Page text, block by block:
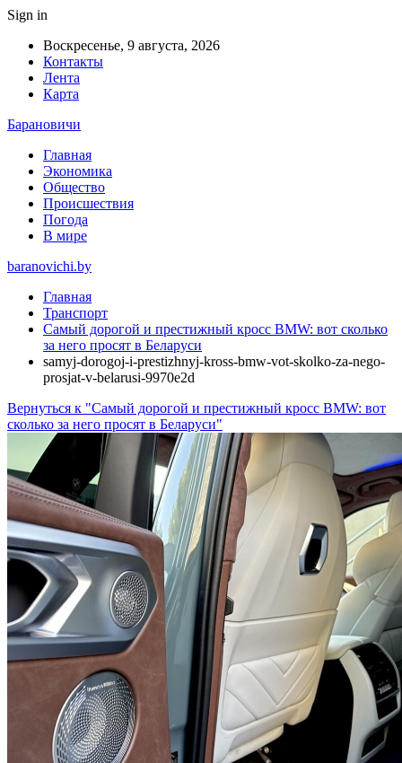
Sign in
Воскресенье, 9 августа, 2026
Контакты
Лента
Карта
Барановичи
Главная
Экономика
Общество
Происшествия
Погода
В мире
baranovichi.by
Главная
Транспорт
Самый дорогой и престижный кросс BMW: вот сколько
за него просят в Беларуси
samyj-dorogoj-i-prestizhnyj-kross-bmw-vot-skolko-za-nego-
prosjat-v-belarusi-9970e2d
Вернуться к "Самый дорогой и престижный кросс BMW: вот
сколько за него просят в Беларуси"